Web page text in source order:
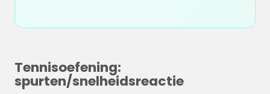
Tennisoefening:
spurten/snelheidsreactie